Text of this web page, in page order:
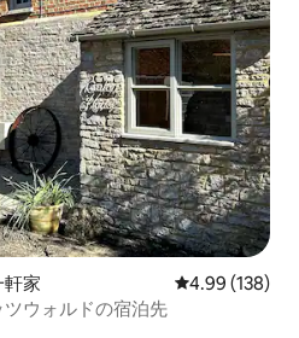
家 レビュー138
4.99 (138)
ウォルドの宿泊先